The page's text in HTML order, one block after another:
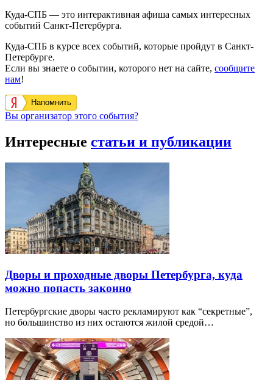
Куда-СПБ — это интерактивная афиша самых интересных
событий Санкт-Петербурга.
Куда-СПБ в курсе всех событий, которые пройдут в Санкт-
Петербурге.
Если вы знаете о событии, которого нет на сайте, сообщите
нам!
Напомнить
Вы организатор этого события?
Интересные статьи и публикации
Дворы и проходные дворы Петербурга, куда
можно попасть законно
Петербургские дворы часто рекламируют как “секретные”,
но большинство из них остаются жилой средой…